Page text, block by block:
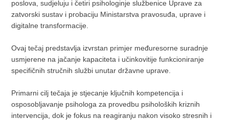
poslova, sudjeluju i četiri psihologinje službenice Uprave za
zatvorski sustav i probaciju Ministarstva pravosuđa, uprave i
digitalne transformacije.
Ovaj tečaj predstavlja izvrstan primjer međuresorne suradnje
usmjerene na jačanje kapaciteta i učinkovitije funkcioniranje
specifičnih stručnih službi unutar državne uprave.
Primarni cilj tečaja je stjecanje ključnih kompetencija i
osposobljavanje psihologa za provedbu psiholoških kriznih
intervencija, dok je fokus na reagiranju nakon visoko stresnih i